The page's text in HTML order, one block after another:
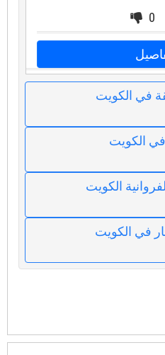
0
في الكويت
الكويت
الكويت
في الكويت